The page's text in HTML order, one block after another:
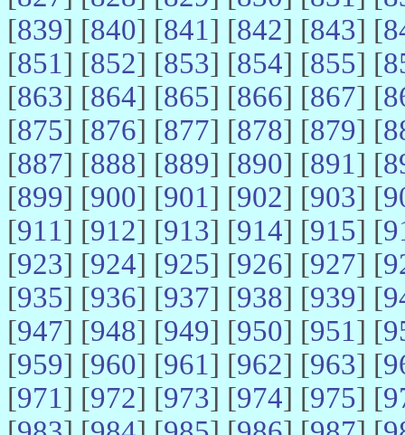
[839] [840] [841] [842] [843] [
[851] [852] [853] [854] [855] [
[863] [864] [865] [866] [867] [
[875] [876] [877] [878] [879] [
[887] [888] [889] [890] [891] [
[899] [900] [901] [902] [903] [
[911] [912] [913] [914] [915] [
[923] [924] [925] [926] [927] [
[935] [936] [937] [938] [939] [
[947] [948] [949] [950] [951] [
[959] [960] [961] [962] [963] [
[971] [972] [973] [974] [975] [